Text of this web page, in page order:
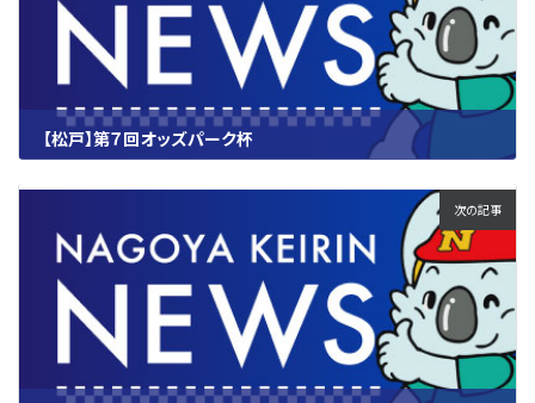
【松戸】第７回オッズパーク杯
2023.06.29
次の記事